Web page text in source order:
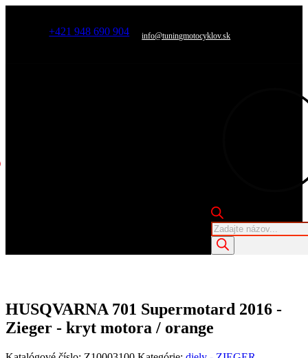
+421 948 690 904 info@tuningmotocyklov.sk
Products
search
HUSQVARNA 701 Supermotard 2016 -
Zieger - kryt motora / orange